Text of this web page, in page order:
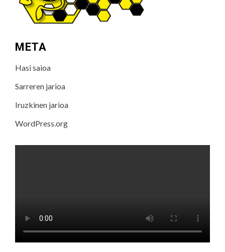
META
Hasi saioa
Sarreren jarioa
Iruzkinen jarioa
WordPress.org